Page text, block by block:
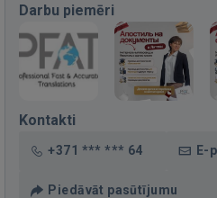
Darbu piemēri
Kontakti
+371 *** *** 64 E-
Piedāvāt pasūtījumu